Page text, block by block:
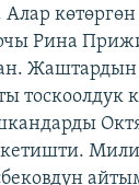
көтөргөн
Рина
Жаштардын